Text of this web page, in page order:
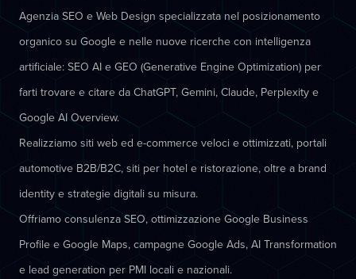
Agenzia SEO e Web Design specializzata nel posizionamento
organico su Google e nelle nuove ricerche con intelligenza
artificiale: SEO AI e GEO (Generative Engine Optimization) per
farti trovare e citare da ChatGPT, Gemini, Claude, Perplexity e
Google AI Overview.
Realizziamo siti web ed e-commerce veloci e ottimizzati, portali
automotive B2B/B2C, siti per hotel e ristorazione, oltre a brand
identity e strategie digitali su misura.
Offriamo consulenza SEO, ottimizzazione Google Business
Profile e Google Maps, campagne Google Ads, AI Transformation
e lead generation per PMI locali e nazionali.